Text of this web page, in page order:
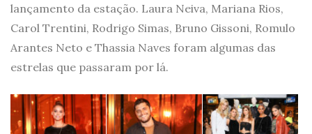
lançamento da estação. Laura Neiva, Mariana Rios,
Carol Trentini, Rodrigo Simas, Bruno Gissoni, Romulo
Arantes Neto e Thassia Naves foram algumas das
estrelas que passaram por lá.